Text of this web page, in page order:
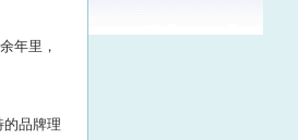
年里，
品牌理